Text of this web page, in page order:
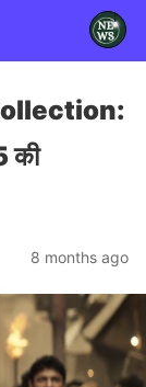
की
8 months ago